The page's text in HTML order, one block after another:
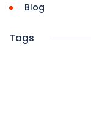
Blog
Tags